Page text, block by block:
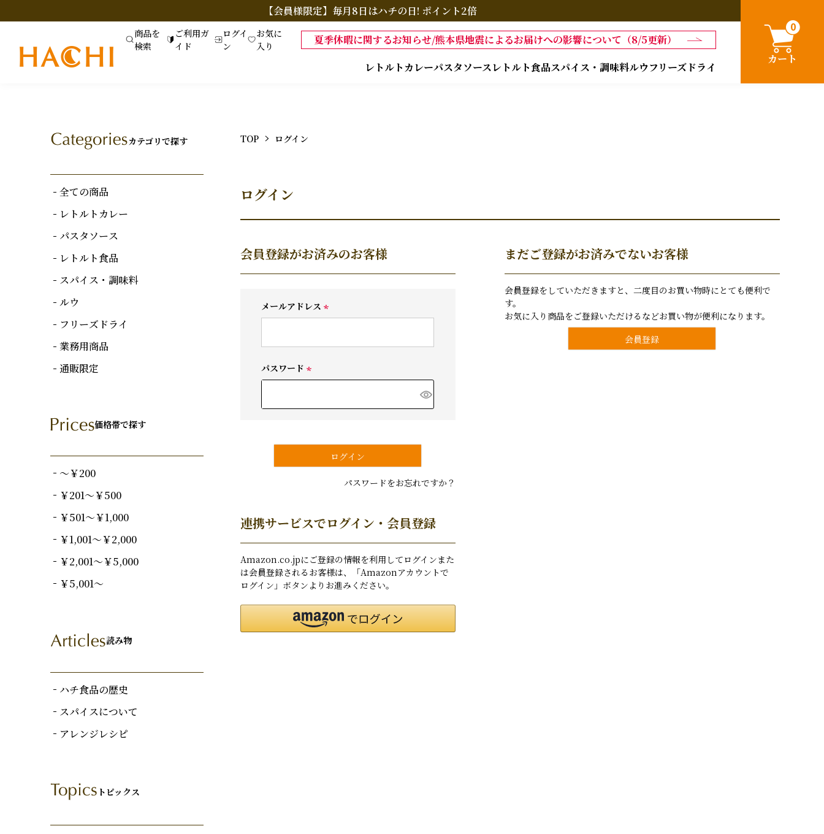
【会員様限定】毎月8日はハチの日! ポイント2倍
商品を
検索
ご利用ガ
イド
ログイ
ン
お気に
入り
夏季休暇に関するお知らせ/熊本県地震によるお届けへの影響について（8/5更新）
レトルトカレーパスタソースレトルト食品スパイス・調味料ルウフリーズドライ
0
カート
カテゴリで探す
全ての商品
レトルトカレー
パスタソース
レトルト食品
スパイス・調味料
ルウ
フリーズドライ
業務用商品
通販限定
価格帯で探す
～￥200
￥201～￥500
￥501～￥1,000
￥1,001～￥2,000
￥2,001～￥5,000
￥5,001～
読み物
ハチ食品の歴史
スパイスについて
アレンジレシピ
トピックス
TOP ログイン
ログイン
会員登録がお済みのお客様
メールアドレス
須
パスワード
須
ログイン
パスワードをお忘れですか？
連携サービスでログイン・会員登録
Amazon.co.jpにご登録の情報を利用してログインまた
は会員登録されるお客様は、「Amazonアカウントで
ログイン」ボタンよりお進みください。
まだご登録がお済みでないお客様
会員登録をしていただきますと、二度目のお買い物時にとても便利で
す。
お気に入り商品をご登録いただけるなどお買い物が便利になります。
会員登録